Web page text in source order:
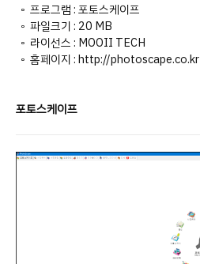
◦ 프로그램 : 포토스케이프
◦ 파일크기 : 20 MB
◦ 라이선스 : MOOII TECH
◦ 홈페이지 : http://photoscape.co.kr
포토스케이프